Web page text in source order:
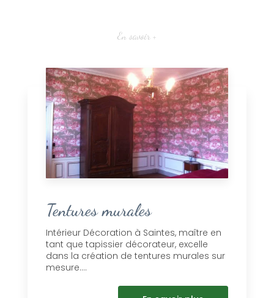
En savoir +
Tentures murales
Intérieur Décoration à Saintes, maître en
tant que tapissier décorateur, excelle
dans la création de tentures murales sur
mesure....